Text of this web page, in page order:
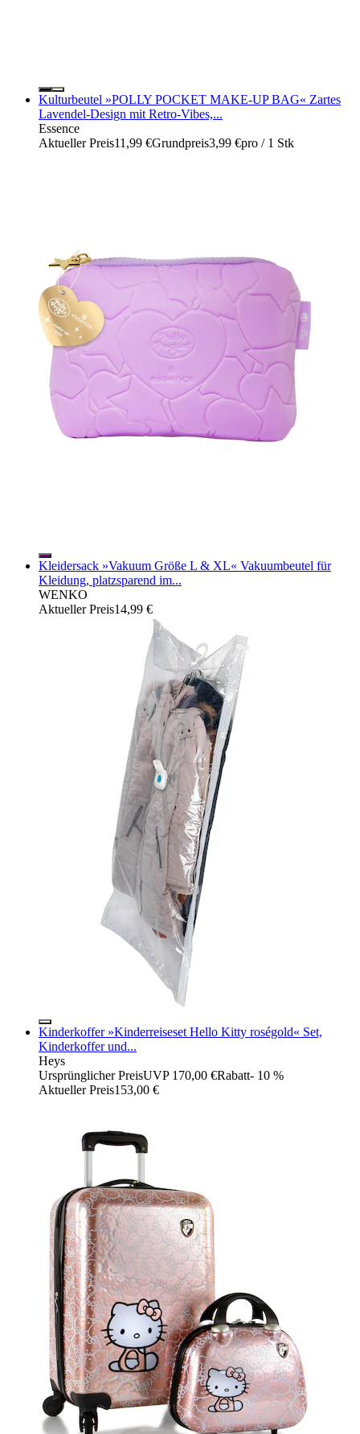
Kulturbeutel »POLLY POCKET MAKE-UP BAG« Zartes
Lavendel-Design mit Retro-Vibes,...
Essence
Aktueller Preis11,99 €Grundpreis3,99 €pro / 1 Stk
Kleidersack »Vakuum Größe L & XL« Vakuumbeutel für
Kleidung, platzsparend im...
WENKO
Aktueller Preis14,99 €
Kinderkoffer »Kinderreiseset Hello Kitty roségold« Set,
Kinderkoffer und...
Heys
Ursprünglicher PreisUVP 170,00 €Rabatt- 10 %
Aktueller Preis153,00 €